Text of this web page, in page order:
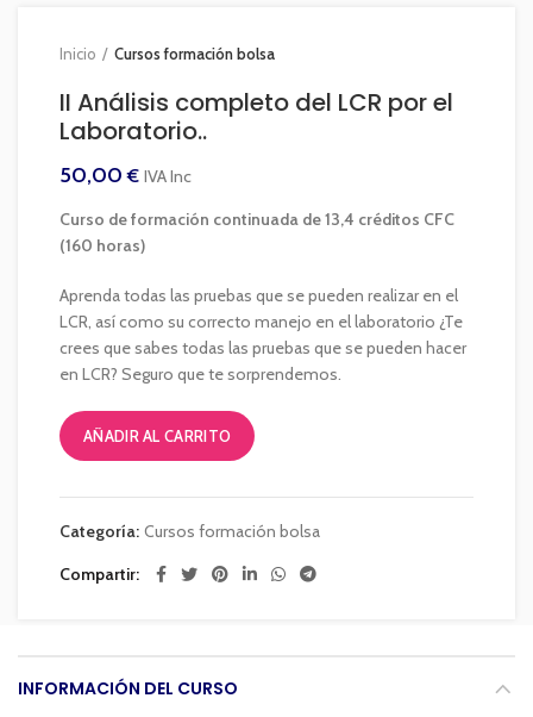
Inicio Cursos formación bolsa
II Análisis completo del LCR por el
Laboratorio..
50,00€ IVA Inc
Curso de formación continuada de 13,4 créditos CFC
(160 horas)
Aprenda todas las pruebas que se pueden realizar en el
LCR, así como su correcto manejo en el laboratorio ¿Te
crees que sabes todas las pruebas que se pueden hacer
en LCR? Seguro que te sorprendemos.
AÑADIR AL CARRITO
Categoría: Cursos formación bolsa
Compartir
INFORMACIÓN DEL CURSO